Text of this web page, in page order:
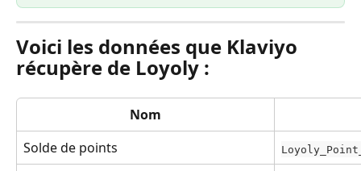
Voici les données que Klaviyo
récupère de Loyoly :
Nom
Solde de points